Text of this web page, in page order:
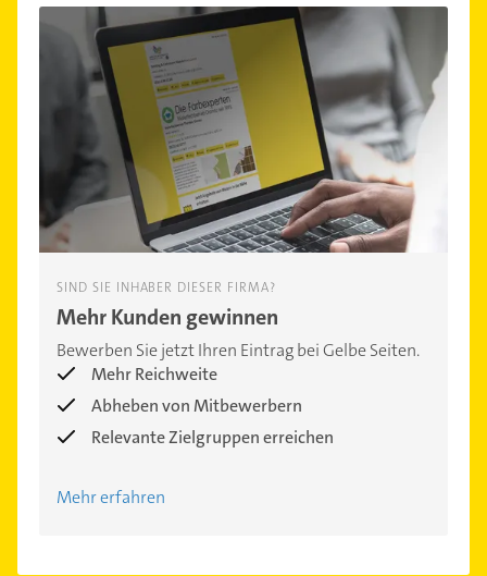
SIND SIE INHABER DIESER FIRMA?
Mehr Kunden gewinnen
Bewerben Sie jetzt Ihren Eintrag bei Gelbe Seiten.
Mehr Reichweite
Abheben von Mitbewerbern
Relevante Zielgruppen erreichen
Mehr erfahren